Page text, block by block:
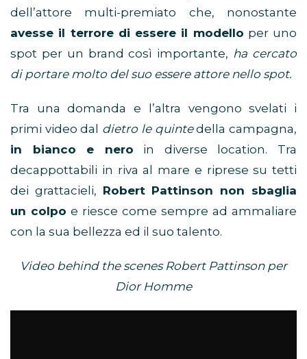
dell’attore multi-premiato che, nonostante
avesse il terrore di essere il modello per uno
spot per un brand così importante, ha cercato
di portare molto del suo essere attore nello spot.
Tra una domanda e l’altra vengono svelati i
primi video dal dietro le quintedella campagna,
in bianco e nero in diverse location. Tra
decappottabili in riva al mare e riprese su tetti
dei grattacieli, Robert Pattinson non sbaglia
un colpo e riesce come sempre ad ammaliare
con la sua bellezza ed il suo talento.
Video behind the scenes Robert Pattinson per
Dior Homme